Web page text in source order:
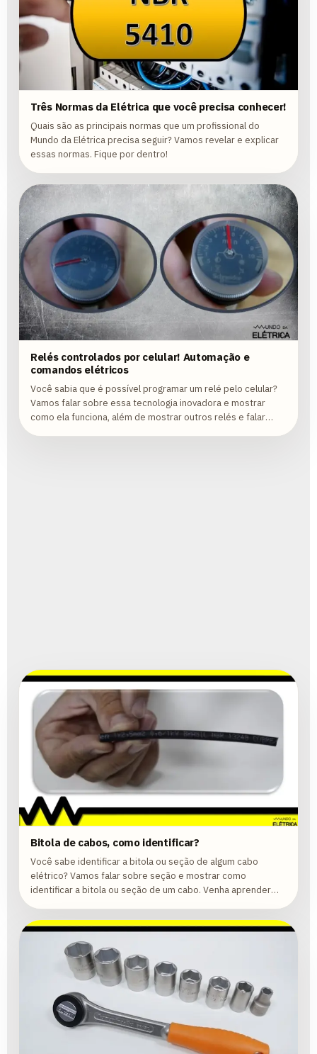
Três Normas da Elétrica que você precisa conhecer!
Quais são as principais normas que um profissional do
Mundo da Elétrica precisa seguir? Vamos revelar e explicar
essas normas. Fique por dentro!
Relés controlados por celular! Automação e
comandos elétricos
Você sabia que é possível programar um relé pelo celular?
Vamos falar sobre essa tecnologia inovadora e mostrar
como ela funciona, além de mostrar outros relés e falar
sobre eles. Venha...
Bitola de cabos, como identificar?
Você sabe identificar a bitola ou seção de algum cabo
elétrico? Vamos falar sobre seção e mostrar como
identificar a bitola ou seção de um cabo. Venha aprender
com a gente!